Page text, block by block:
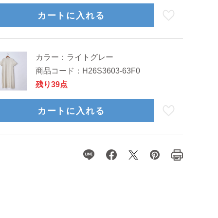
カートに入れる
カラー： ライトグレー
商品コード： H26S3603-63F0
残り39点
カートに入れる